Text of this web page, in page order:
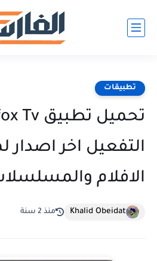
تطبيقات
التفعيل اخر
الافلام والمسلسلات 2024
Khalid Obeidat منذ 2 سنة